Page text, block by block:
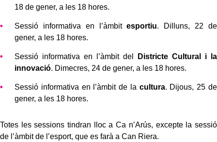
18 de gener, a les 18 hores.
Sessió informativa en l’àmbitesportiu. Dilluns, 22 de
gener, a les 18 hores.
Sessió informativa en l’àmbit del
Districte Cultural i la
innovació. Dimecres, 24 de gener, a les 18 hores.
Sessió informativa en l’àmbit de la cultura. Dijous, 25 de
gener, a les 18 hores.
Totes les sessions tindran lloc a Ca n’Arús, excepte la sessió
de l’àmbit de l’esport, que es farà a Can Riera.